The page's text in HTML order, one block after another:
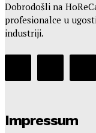
Dobrodošli na
profesionalce u
industriji.
Impressum